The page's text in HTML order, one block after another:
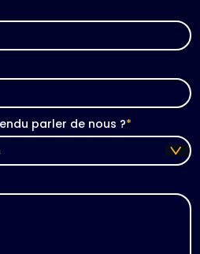
parler de nous ?*